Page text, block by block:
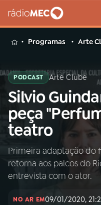
MENU
Buscar
na
Rádio
MEC
Início
Programas Arte
PODCAST Arte Clube
Silvio
peça
teatro
Primeira adaptação do
retorna aos palcos do
entrevista com o ator.
NO AR EM09/01/2020,